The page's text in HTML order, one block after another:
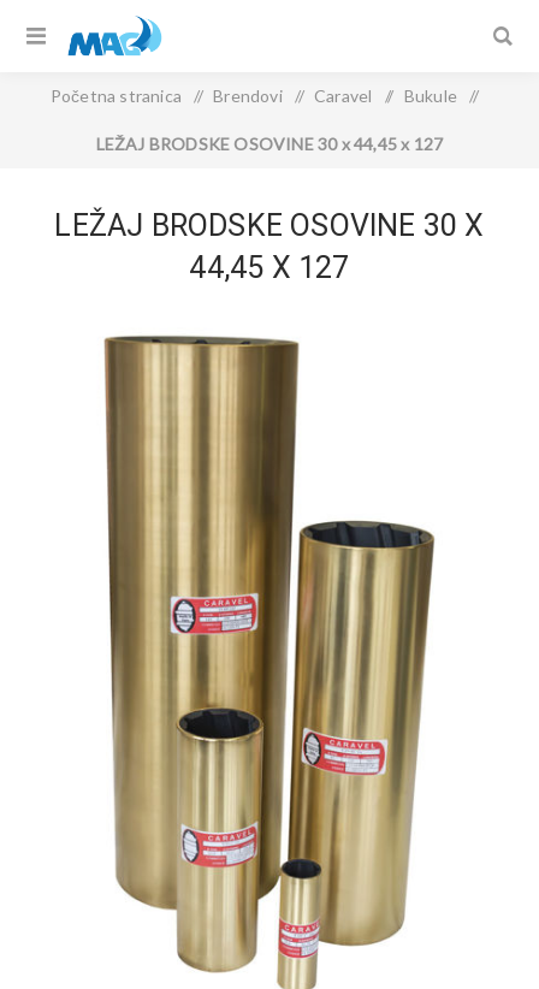
Početna stranica / Brendovi / Caravel / Bukule /
LEŽAJ BRODSKE OSOVINE 30 x 44,45 x 127
LEŽAJ BRODSKE OSOVINE 30 X
44,45 X 127